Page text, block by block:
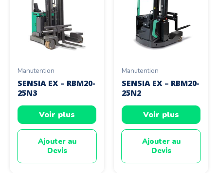
Manutention
SENSIA EX – RBM20-
25N3
Voir plus
Ajouter au
Devis
Manutention
SENSIA EX – RBM20-
25N2
Voir plus
Ajouter au
Devis